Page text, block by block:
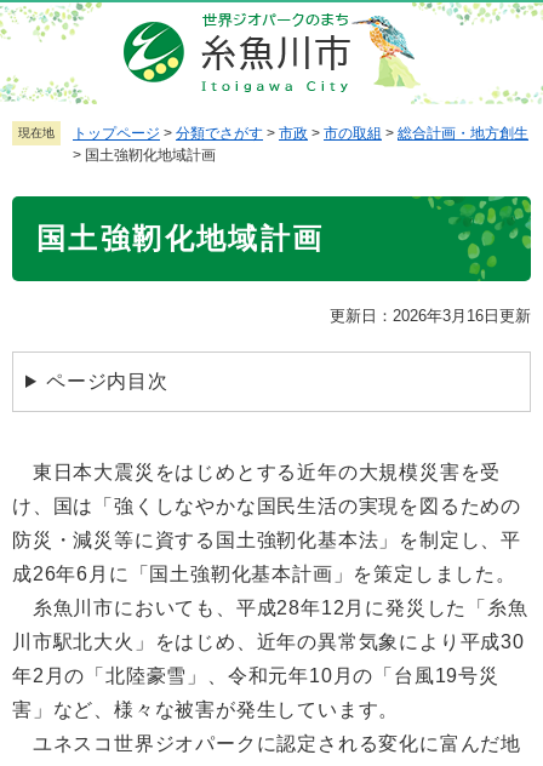
ペ
ー
ジ
の
先
メ
ニ
ュ
ー
を
本
現在地 トップページ > 分類でさがす > 市政 > 市の取組 > 総合計画・地方創生
> 国土強靭化地域計画
国土強靭化地域計画
更新日：2026年3月16日更新
ページ内目次
東日本大震災をはじめとする近年の大規模災害を受
け、国は「強くしなやかな国民生活の実現を図るための
防災・減災等に資する国土強靭化基本法」を制定し、平
成26年6月に「国土強靭化基本計画」を策定しました。
糸魚川市においても、平成28年12月に発災した「糸魚
川市駅北大火」をはじめ、近年の異常気象により平成30
年2月の「北陸豪雪」、令和元年10月の「台風19号災
害」など、様々な被害が発生しています。
ユネスコ世界ジオパークに認定される変化に富んだ地